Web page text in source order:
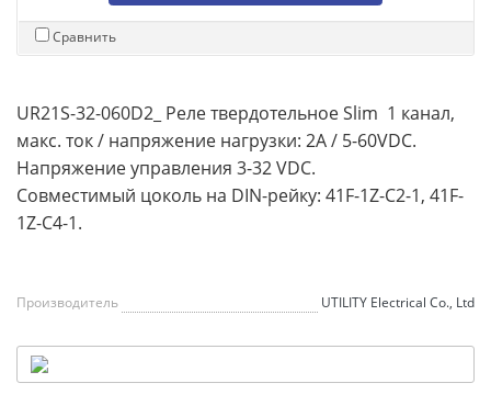
Сравнить
UR21S-32-060D2_ Реле твердотельное Slim 1 канал,
макс. ток / напряжение нагрузки: 2A / 5-60VDC.
Напряжение управления 3-32 VDC.
Совместимый цоколь на DIN-рейку: 41F-1Z-C2-1, 41F-
1Z-C4-1.
Производитель UTILITY Electrical Co., Ltd